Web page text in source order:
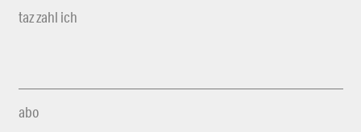
taz zahl ich
abo